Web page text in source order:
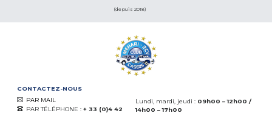
(depuis 2018)
CONTACTEZ-NOUS
PAR MAIL
PAR TÉLÉPHONE : + 33 (0)4 42
Lundi, mardi, jeudi : 09h00 – 12h00 /
14h00 – 17h00